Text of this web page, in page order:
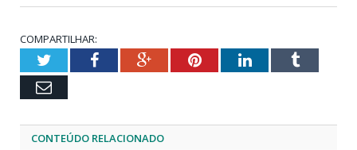
COMPARTILHAR:
TwitterFacebookGoogle+PinterestLinkedInTumblr
Email
CONTEÚDO RELACIONADO